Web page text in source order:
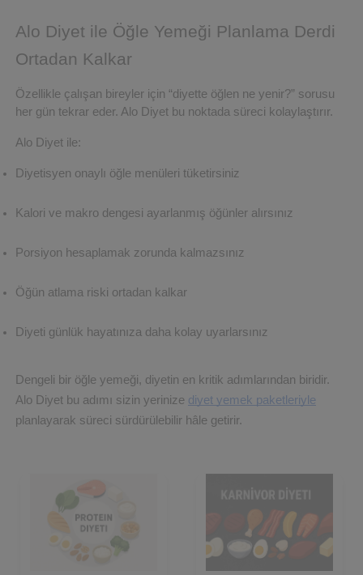
Alo Diyet ile Öğle Yemeği Planlama Derdi
Ortadan Kalkar
Özellikle çalışan bireyler için “diyette öğlen ne yenir?” sorusu
her gün tekrar eder. Alo Diyet bu noktada süreci kolaylaştırır.
Alo Diyet ile:
Diyetisyen onaylı öğle menüleri tüketirsiniz
Kalori ve makro dengesi ayarlanmış öğünler alırsınız
Porsiyon hesaplamak zorunda kalmazsınız
Öğün atlama riski ortadan kalkar
Diyeti günlük hayatınıza daha kolay uyarlarsınız
Dengeli bir öğle yemeği, diyetin en kritik adımlarından biridir.
Alo Diyet bu adımı sizin yerinize diyet yemek paketleriyle
planlayarak süreci sürdürülebilir hâle getirir.